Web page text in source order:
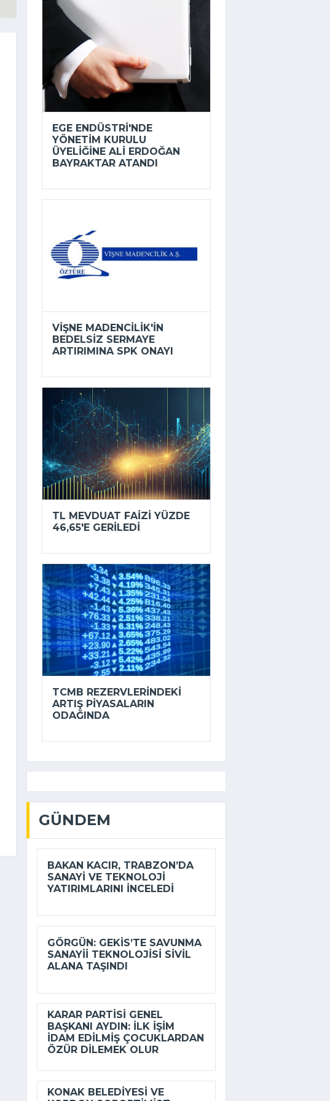
EGE ENDÜSTRI'NDE
YÖNETIM KURULU
ÜYELIĞINE ALI ERDOĞAN
BAYRAKTAR ATANDI
VIŞNE MADENCILIK'IN
BEDELSIZ SERMAYE
ARTIRIMINA SPK ONAYI
TL MEVDUAT FAIZI YÜZDE
46,65'E GERILEDI
TCMB REZERVLERINDEKI
ARTIŞ PIYASALARIN
ODAĞINDA
GÜNDEM
BAKAN KACIR, TRABZON’DA
SANAYI VE TEKNOLOJI
YATIRIMLARINI INCELEDI
GÖRGÜN: GEKİS’TE SAVUNMA
SANAYII TEKNOLOJISI SIVIL
ALANA TAŞINDI
KARAR PARTISI GENEL
BAŞKANI AYDIN: İLK IŞIM
IDAM EDILMIŞ ÇOCUKLARDAN
ÖZÜR DILEMEK OLUR
KONAK BELEDIYESI VE